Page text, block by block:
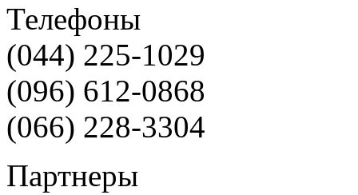
Телефоны
(044) 225-1029
(096) 612-0868
(066) 228-3304
Партнеры